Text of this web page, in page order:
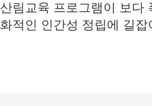
산림교육 프로그램이 보다
화적인 인간성 정립에 길